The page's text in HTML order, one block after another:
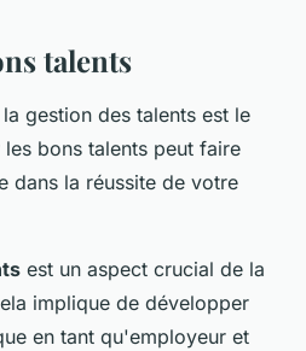
talents
gestion des talents est le
bons talents peut faire
dans la réussite de votre
est un aspect crucial de la
implique de développer
en tant qu'employeur et